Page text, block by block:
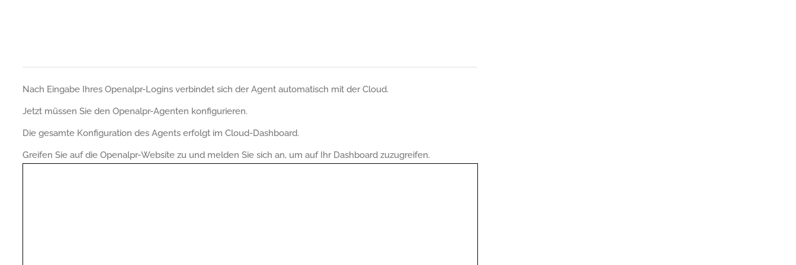
Nach Eingabe Ihres Openalpr-Logins verbindet sich der Agent automatisch mit der Cloud.
Jetzt müssen Sie den Openalpr-Agenten konfigurieren.
Die gesamte Konfiguration des Agents erfolgt im Cloud-Dashboard.
Greifen Sie auf die Openalpr-Website zu und melden Sie sich an, um auf Ihr Dashboard zuzugreifen.